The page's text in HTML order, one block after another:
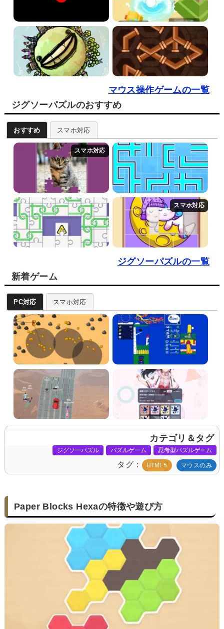
マウス操作ゲームの一覧
ジグソーパズルのおすすめ
おすすめ スマホ対応
ジグソーパズルの一覧
新着ゲーム
PC対応 スマホ対応
カテゴリ＆タグ
ジグソーパズル パズルゲーム 思考型パズルゲーム
タグ HTML5 マウスのみ
Paper Blocks Hexaの特徴や遊び方